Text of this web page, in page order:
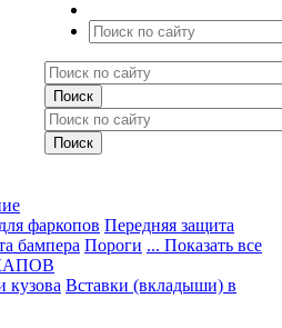
фаркопов Передняя защита
бампера Пороги ... Показать все
Вставки (вкладыши) в